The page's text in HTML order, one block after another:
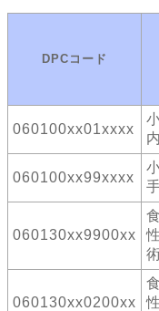
DPCコード
060100xx01xxxx
060100xx99xxxx
060130xx9900xx
060130xx0200xx